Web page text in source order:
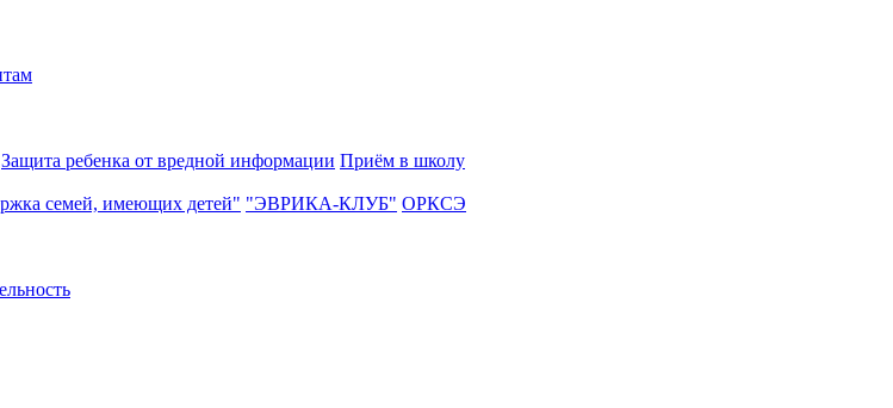
Защита ребенка от вредной информации Приём в школу
семей, имеющих детей" "ЭВРИКА-КЛУБ" ОРКСЭ